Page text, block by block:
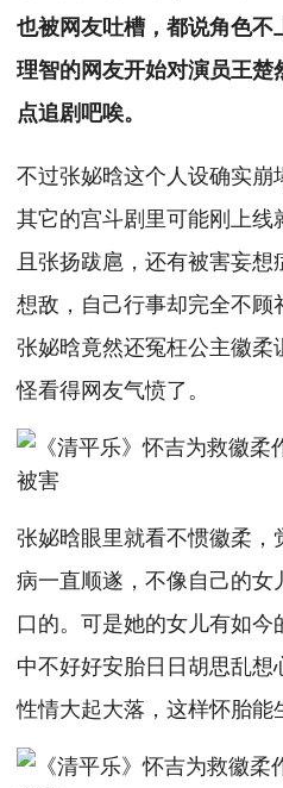
也被网友吐槽，都说角色
理智的网友开始对演员王
点追剧吧唉。
不过张妼晗这个人设确实
其它的宫斗剧里可能刚上
且张扬跋扈，还有被害妄
想敌，自己行事却完全不顾
张妼晗竟然还冤枉公主徽
怪看得网友气愤了。
张妼晗眼里就看不惯徽柔
病一直顺遂，不像自己的
口的。可是她的女儿有如今
中不好好安胎日日胡思乱
性情大起大落，这样怀胎能